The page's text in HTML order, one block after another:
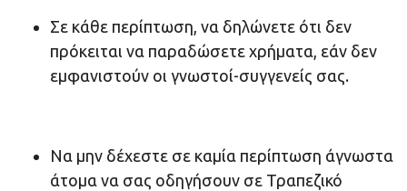
Σε κάθε περίπτωση, να δηλώνετε ότι δεν
πρόκειται να παραδώσετε χρήματα, εάν δεν
εμφανιστούν οι γνωστοί-συγγενείς σας.
Να μην δέχεστε σε καμία περίπτωση άγνωστα
άτομα να σας οδηγήσουν σε Τραπεζικό